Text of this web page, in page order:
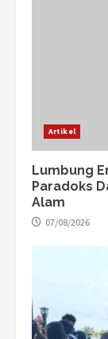
Artikel
Lumbung
Paradoks
Alam
07/08/2026